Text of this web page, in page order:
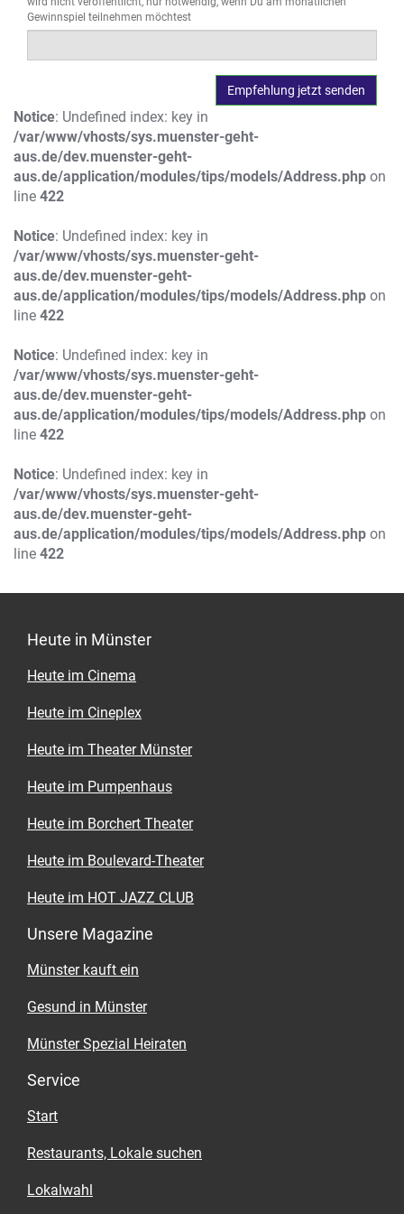
Gewinnspiel teilnehmen möchtest
Notice: Undefined index: key in
/var/www/vhosts/sys.muenster-geht-
aus.de/dev.muenster-geht-
aus.de/application/modules/tips/models/Address.php on
line 422
Notice: Undefined index: key in
/var/www/vhosts/sys.muenster-geht-
aus.de/dev.muenster-geht-
aus.de/application/modules/tips/models/Address.php on
line 422
Notice: Undefined index: key in
/var/www/vhosts/sys.muenster-geht-
aus.de/dev.muenster-geht-
aus.de/application/modules/tips/models/Address.php on
line 422
Notice: Undefined index: key in
/var/www/vhosts/sys.muenster-geht-
aus.de/dev.muenster-geht-
aus.de/application/modules/tips/models/Address.php on
line 422
Heute in Münster
Heute im Cinema
Heute im Cineplex
Heute im Theater Münster
Heute im Pumpenhaus
Heute im Borchert Theater
Heute im Boulevard-Theater
Heute im HOT JAZZ CLUB
Unsere Magazine
Münster kauft ein
Gesund in Münster
Münster Spezial Heiraten
Service
Start
Restaurants, Lokale suchen
Lokalwahl